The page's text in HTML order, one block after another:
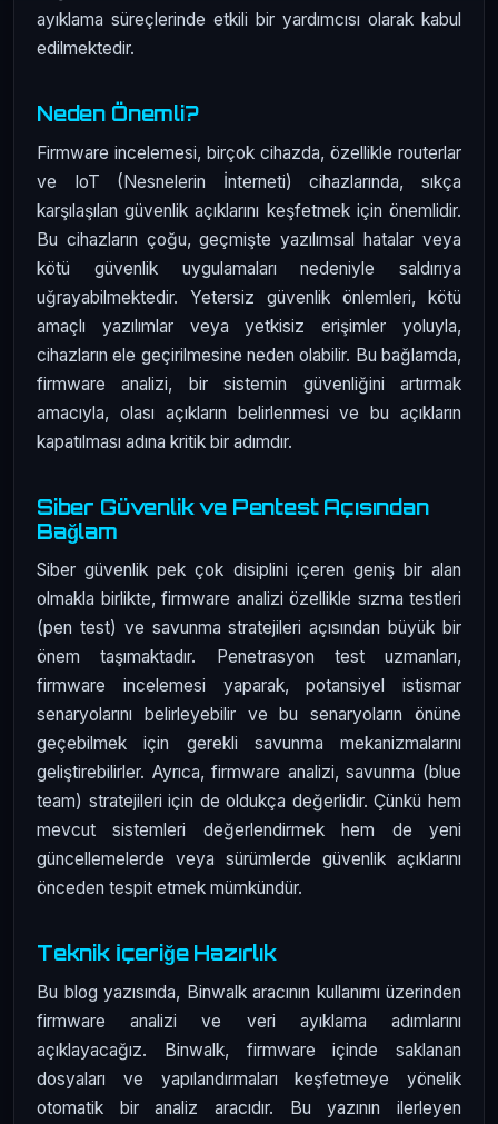
ayıklama süreçlerinde etkili bir yardımcısı olarak kabul
edilmektedir.
Neden Önemli?
Firmware incelemesi, birçok cihazda, özellikle routerlar
ve IoT (Nesnelerin İnterneti) cihazlarında, sıkça
karşılaşılan güvenlik açıklarını keşfetmek için önemlidir.
Bu cihazların çoğu, geçmişte yazılımsal hatalar veya
kötü güvenlik uygulamaları nedeniyle saldırıya
uğrayabilmektedir. Yetersiz güvenlik önlemleri, kötü
amaçlı yazılımlar veya yetkisiz erişimler yoluyla,
cihazların ele geçirilmesine neden olabilir. Bu bağlamda,
firmware analizi, bir sistemin güvenliğini artırmak
amacıyla, olası açıkların belirlenmesi ve bu açıkların
kapatılması adına kritik bir adımdır.
Siber Güvenlik ve Pentest Açısından
Bağlam
Siber güvenlik pek çok disiplini içeren geniş bir alan
olmakla birlikte, firmware analizi özellikle sızma testleri
(pen test) ve savunma stratejileri açısından büyük bir
önem taşımaktadır. Penetrasyon test uzmanları,
firmware incelemesi yaparak, potansiyel istismar
senaryolarını belirleyebilir ve bu senaryoların önüne
geçebilmek için gerekli savunma mekanizmalarını
geliştirebilirler. Ayrıca, firmware analizi, savunma (blue
team) stratejileri için de oldukça değerlidir. Çünkü hem
mevcut sistemleri değerlendirmek hem de yeni
güncellemelerde veya sürümlerde güvenlik açıklarını
önceden tespit etmek mümkündür.
Teknik İçeriğe Hazırlık
Bu blog yazısında, Binwalk aracının kullanımı üzerinden
firmware analizi ve veri ayıklama adımlarını
açıklayacağız. Binwalk, firmware içinde saklanan
dosyaları ve yapılandırmaları keşfetmeye yönelik
otomatik bir analiz aracıdır. Bu yazının ilerleyen